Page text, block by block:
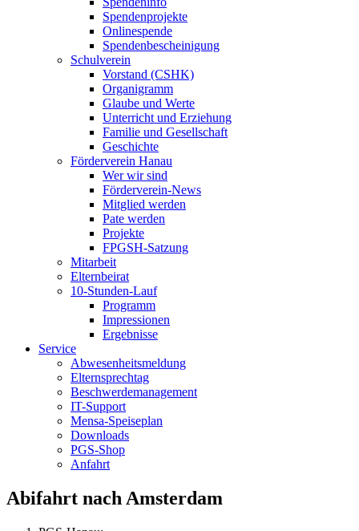
Spendenprojekte
Onlinespende
Spendenbescheinigung
Schulverein
Vorstand (CSHK)
Organigramm
Glaube und Werte
Unterricht und Erziehung
Familie und Gesellschaft
Geschichte
Förderverein Hanau
Wer wir sind
Förderverein-News
Mitglied werden
Pate werden
Projekte
FPGSH-Satzung
Mitarbeit
Elternbeirat
10-Stunden-Lauf
Programm
Impressionen
Ergebnisse
Service
Abwesenheitsmeldung
Elternsprechtag
Beschwerdemanagement
IT-Support
Mensa-Speiseplan
Downloads
PGS-Shop
Anfahrt
Abifahrt nach Amsterdam